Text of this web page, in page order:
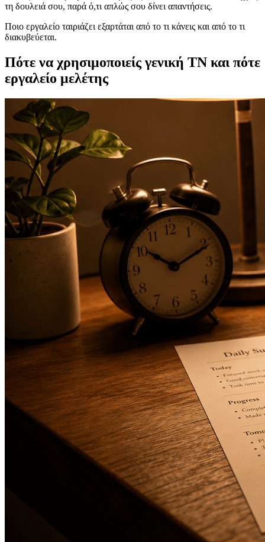
τη δουλειά σου, παρά ό,τι απλώς σου δίνει απαντήσεις.
Ποιο εργαλείο ταιριάζει εξαρτάται από το τι κάνεις και από το τι
διακυβεύεται.
Πότε να χρησιμοποιείς γενική ΤΝ και πότε
εργαλείο μελέτης